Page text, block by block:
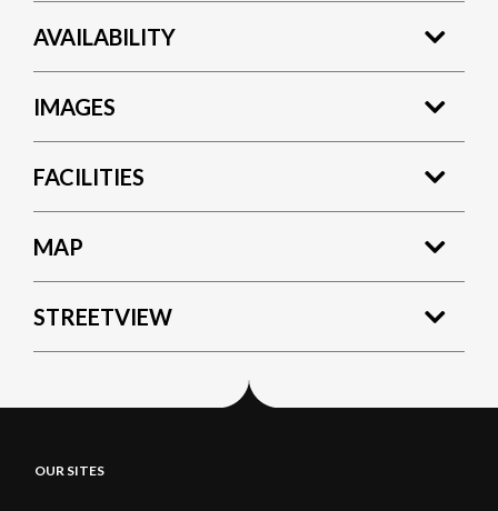
AVAILABILITY
IMAGES
FACILITIES
MAP
STREETVIEW
OUR SITES